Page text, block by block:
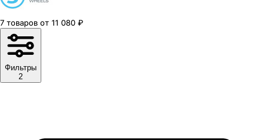
7 товаров от 11 080 ₽
Фильтры
2